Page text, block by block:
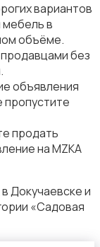
вариантов
в
объёме.
без
объявления
пропустите
продать
на MZKA
Докучаевске и
«Садовая